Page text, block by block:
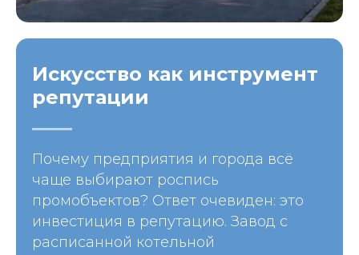
Искусство как инструмент
репутации
Почему предприятия и города всё
чаще выбирают роспись
промобъектов? Ответ очевиден: это
инвестиция в репутацию. Завод с
расписанной котельной